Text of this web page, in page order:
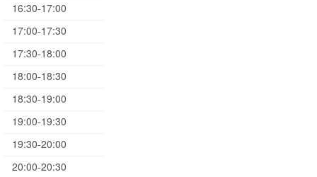
16:30-17:00
17:00-17:30
17:30-18:00
18:00-18:30
18:30-19:00
19:00-19:30
19:30-20:00
20:00-20:30